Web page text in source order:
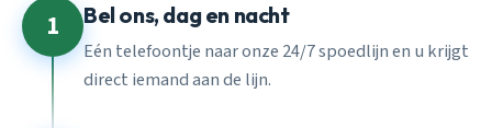
1 Bel ons, dag en nacht
Eén telefoontje naar onze 24/7 spoedlijn en u krijgt
direct iemand aan de lijn.